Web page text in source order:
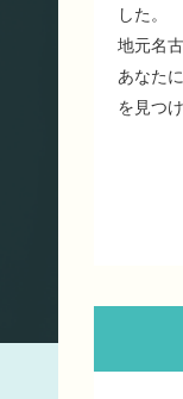
した。
地元名
あなた
を見つ